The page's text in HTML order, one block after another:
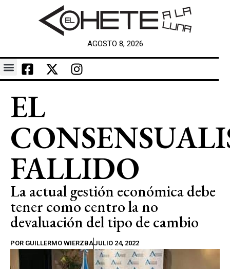
AGOSTO 8, 2026
EL
FALLIDO
La actual gestión económica debe
tener como centro la no
devaluación del tipo de cambio
POR GUILLERMO WIERZBAJULIO 24, 2022